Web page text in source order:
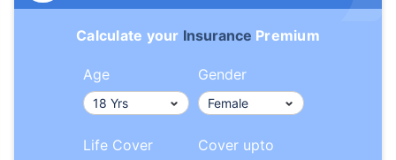
Calculate your Insurance Premium
Age Gender
Life Cover Cover upto